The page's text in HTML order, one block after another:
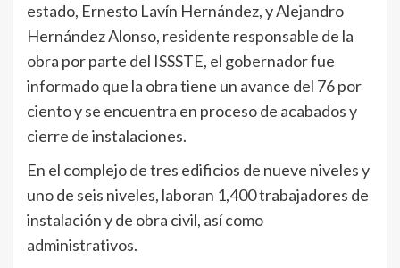
estado, Ernesto Lavín Hernández, y Alejandro
Hernández Alonso, residente responsable de la
obra por parte del ISSSTE, el gobernador fue
informado que la obra tiene un avance del 76 por
ciento y se encuentra en proceso de acabados y
cierre de instalaciones.
En el complejo de tres edificios de nueve niveles y
uno de seis niveles, laboran 1,400 trabajadores de
instalación y de obra civil, así como
administrativos.